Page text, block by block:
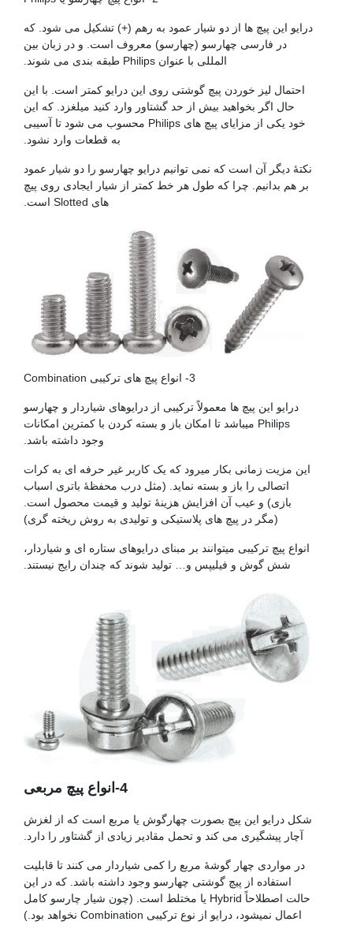
درایو این پیچ ها از دو شیار عمود به رهم (+) تشکیل می شود. که
در فارسی چهارسو (چهارسو) معروف است. و در زبان بین
المللی با عنوان Philips طبقه بندی می شوند.
احتمال لیز خوردن پیچ گوشتی روی این درایو کمتر است. با این
حال اگر بخواهید بیش از حد گشتاور وارد کنید میلغزد. که این
خود یکی از مزایای پیچ های Philips محسوب می شود تا آسیبی
به قطعات وارد نشود.
نکتۀ دیگر آن است که نمی توانیم درایو چهارسو را دو شیار عمود
بر هم بدانیم. چرا که طول هر خط کمتر از شیار ایجادی روی پیچ
های Slotted است.
3- انواع پیچ های ترکیبی Combination
درایو این پیچ ها معمولاً ترکیبی از درایوهای شیاردار و چهارسو
Philips میباشد تا امکان باز و بسته کردن با کمترین امکانات
وجود داشته باشد.
این مزیت زمانی بکار میرود که یک کاربر غیر حرفه ای به کرات
اتصالی را باز و بسته نماید. (مثل درب محفظۀ باتری اسباب
بازی) و عیب آن افزایش هزینۀ تولید و قیمت محصول است.
(مگر در پیچ های پلاستیکی و تولیدی به روش ریخته گری)
انواع پیچ ترکیبی میتوانند بر مبنای درایوهای ستاره ای و شیاردار،
شش گوش و فیلیپس و… تولید شوند که چندان رایج نیستند.
4-انواع پیچ مربعی
شکل درایو این پیچ بصورت چهارگوش یا مربع است که از لغزش
آچار پیشگیری می کند و تحمل مقادیر زیادی از گشتاور را دارد.
در مواردی چهار گوشۀ مربع را کمی شیاردار می کنند تا قابلیت
استفاده از پیچ گوشتی چهارسو وجود داشته باشد. که در این
حالت اصطلاحاً Hybrid یا مختلط است. (چون شیار چارسو کامل
اعمال نمیشود، درایو از نوع ترکیبی Combination نخواهد بود.)